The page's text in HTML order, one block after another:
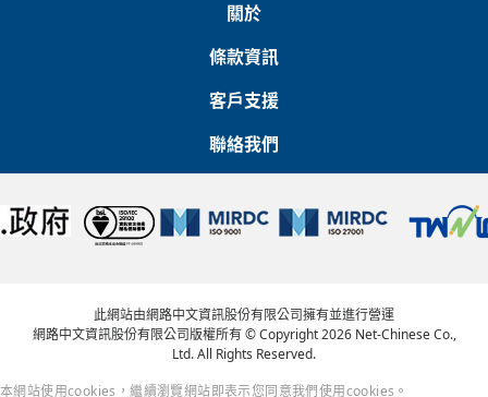
關於
條款資訊
客戶支援
聯絡我們
此網站由網路中文資訊股份有限公司擁有並進行營運
網路中文資訊股份有限公司版權所有 © Copyright 2026 Net-Chinese Co.,
Ltd. All Rights Reserved.
本網站使用cookies，繼續瀏覽網站即表示您同意我們使用cookies。